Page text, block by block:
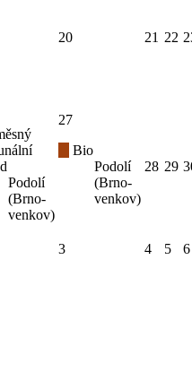
20 21 22
Podolí
(Brno-
venkov)
27
Bio
Podolí
(Brno-
venkov)
28 29
3 4 5
6